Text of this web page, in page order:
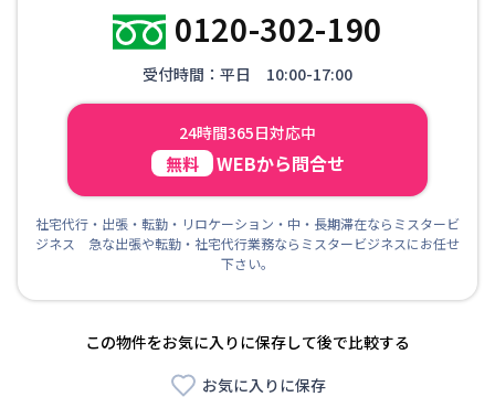
0120-302-190
受付時間：平日 10:00-17:00
24時間365日対応中
無料 WEBから問合せ
社宅代行・出張・転勤・リロケーション・中・長期滞在ならミスタービ
ジネス 急な出張や転勤・社宅代行業務ならミスタービジネスにお任せ
下さい。
この物件をお気に入りに保存して後で比較する
お気に入りに保存